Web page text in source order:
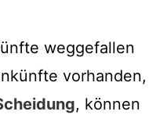
weggefallen
vorhanden,
, können